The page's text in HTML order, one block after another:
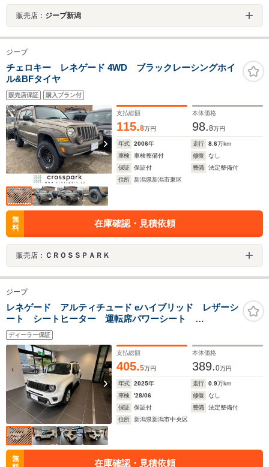
販売店： ジープ新潟
ジープ
チェロキー レネゲード 4WD ブラックレーシングホイ
ル&BFタイヤ
販売店保証 購入プラン付
支払総額
115.8万円
本体価格
98.8万円
年式 2006年 走行 8.6万km
車検
車検整備付 修復
なし
保証
保証付 整備
法定整備付
住所
新潟県新潟市東区
無
料
在庫確認・見積依頼
販売店： ＣＲＯＳＳＰＡＲＫ
ジープ
レネゲード アルティチュード eハイブリッド レザーシ
ート シートヒーター 運転席パワーシート
AppleCarPlay 17インチアルミホイール 純正ナビ 禁
煙車 ステアリングヒーターバックモニターアダクティ
ブクルーズコントロール
ディーラー保証
支払総額
405.5万円
本体価格
389.0万円
年式 2025年 走行 0.9万km
車検
'28/06 修復
なし
保証
保証付 整備
法定整備付
住所
新潟県新潟市中央区
無
在庫確認・見積依頼